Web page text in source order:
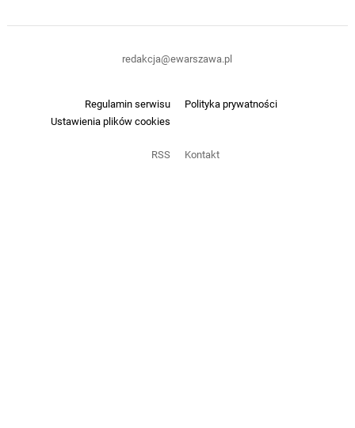
Regulamin serwisu
Polityka prywatności
Ustawienia plików cookies
RSS Kontakt
redakcja@ewarszawa.pl